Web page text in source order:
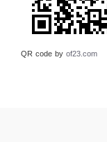
QR code by of23.com